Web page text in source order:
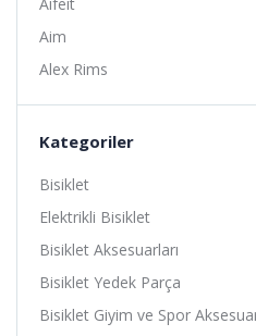
Aim
Alex Rims
Alhonga
Alligator
Kategoriler
Bisiklet
Elektrikli Bisiklet
Bisiklet Aksesuarları
Bisiklet Yedek Parça
Bisiklet Giyim ve Spor